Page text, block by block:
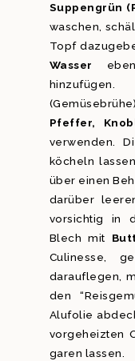
Suppengrün
waschen,
Topf
Wasser
Pfeffer,
verwenden.
köcheln
über einen
darüber
vorsichtig in
Blech mit
Culinesse,
darauflegen,
den
Alufolie
vorgeheizten
garen lassen.